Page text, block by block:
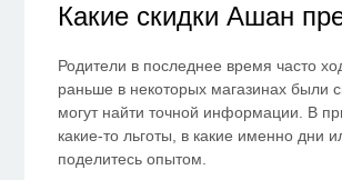
Какие скидки Ашан
Родители в последнее время часто
раньше в некоторых магазинах были
могут найти точной информации. В
какие-то льготы, в какие именно дни
поделитесь опытом.